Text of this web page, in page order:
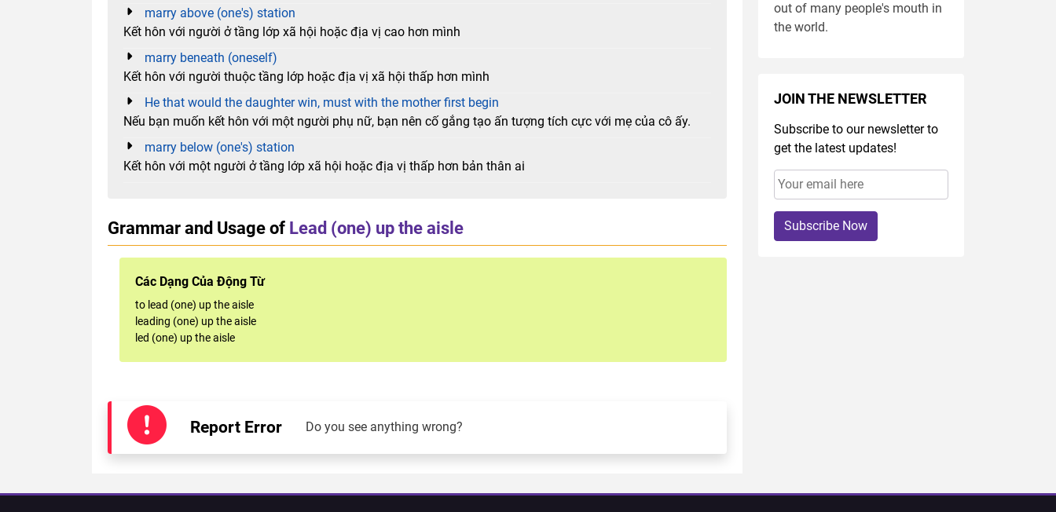
marry above (one's) station
Kết hôn với người ở tầng lớp xã hội hoặc địa vị cao hơn mình
marry beneath (oneself)
Kết hôn với người thuộc tầng lớp hoặc địa vị xã hội thấp hơn mình
He that would the daughter win, must with the mother first begin
Nếu bạn muốn kết hôn với một người phụ nữ, bạn nên cố gắng tạo ấn tượng tích cực với mẹ của cô ấy.
marry below (one's) station
Kết hôn với một người ở tầng lớp xã hội hoặc địa vị thấp hơn bản thân ai
Grammar and Usage of Lead (one) up the aisle
Các Dạng Của Động Từ
to lead (one) up the aisle
leading (one) up the aisle
led (one) up the aisle
Report Error Do you see anything wrong?
out of many people's mouth in
the world.
JOIN THE NEWSLETTER
Subscribe to our newsletter to
get the latest updates!
Subscribe Now